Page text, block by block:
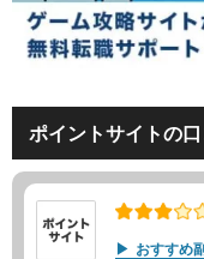
ポイントサイトの
おすすめ